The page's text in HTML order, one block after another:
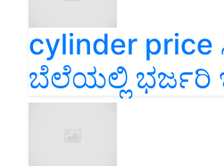
cylinder
ಬೆಲೆಯಲ್ಲಿ ಭರ್ಜರಿ